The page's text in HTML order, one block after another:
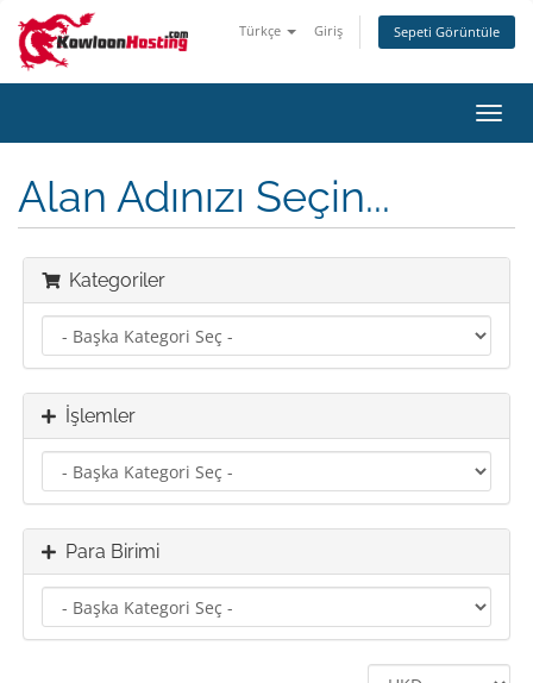
Türkçe Giriş Sepeti Görüntüle
Alan Adınızı Seçin...
Kategoriler
İşlemler
Para Birimi